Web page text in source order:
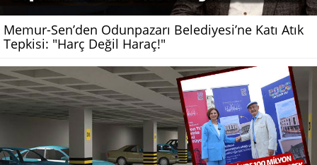
Memur-Sen’den Odunpazarı Belediyesi’ne Katı Atık
Tepkisi: "Harç Değil Haraç!"